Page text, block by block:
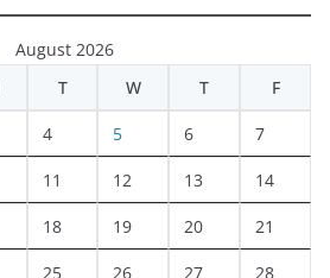
August 2026
T W T F
4 5 6 7
11 12 13 14
18 19 20 21
25 26 27 28